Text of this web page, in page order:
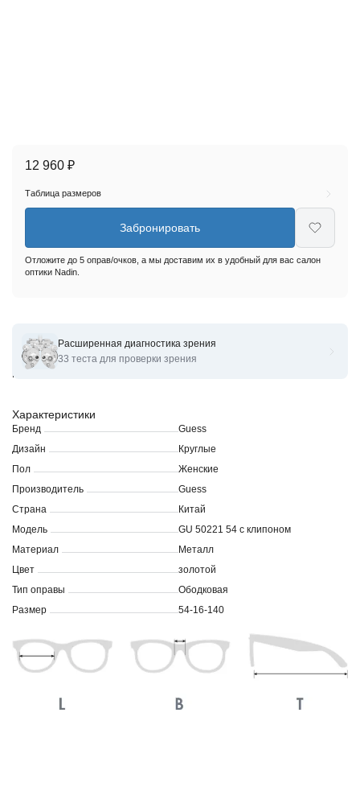
Оправы для очков корригирующих GUESS GU 50221 54 с
клипоном
Характеристики
Бренд
Guess
Дизайн
Круглые
Пол
Женские
Производитель
Guess
Страна
Китай
Модель
GU 50221 54 с клипоном
Материал
Металл
Цвет
золотой
Тип оправы
Ободковая
Размер
54-16-140
12 960 ₽
Таблица размеров
Забронировать
Отложите до 5 оправ/очков, а мы доставим их в удобный для вас салон
оптики Nadin.
Расширенная диагностика зрения
33 теста для проверки зрения